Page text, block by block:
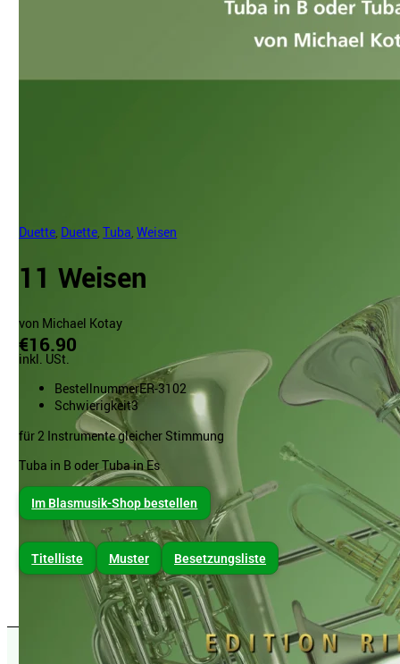
Duette Duette ,Tuba ,Weisen
11 Weisen
von Michael Kotay
€16.90
inkl. USt.
BestellnummerER-3102
Schwierigkeit3
für 2 Instrumente gleicher Stimmung
Tuba in B oder Tuba in Es
Im Blasmusik-Shop bestellen
Titelliste Muster Besetzungsliste